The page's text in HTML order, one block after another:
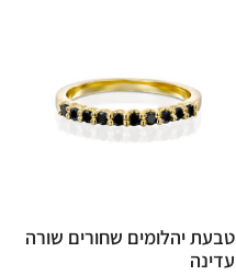
טבעת יהלומים שחורים שורה
עדינה